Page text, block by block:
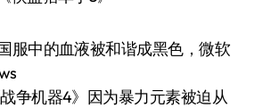
服中的血液被和谐成黑色，微软
争机器4》因为暴力元素被迫从